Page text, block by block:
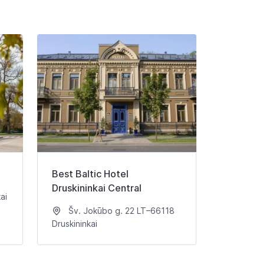
Best Baltic Hotel
Druskininkai Central
Šv. Jokūbo g. 22 LT–66118
Druskininkai